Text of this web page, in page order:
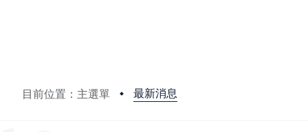
目前位置：主選單 最新消息